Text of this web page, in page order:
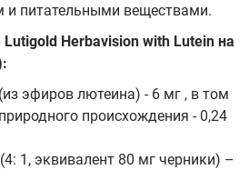
и питательными веществами.
Lutigold Herbavision with Lutein на
эфиров лютеина) - 6 мг , в том
происхождения - 0,24
1, эквивалент 80 мг черники) –